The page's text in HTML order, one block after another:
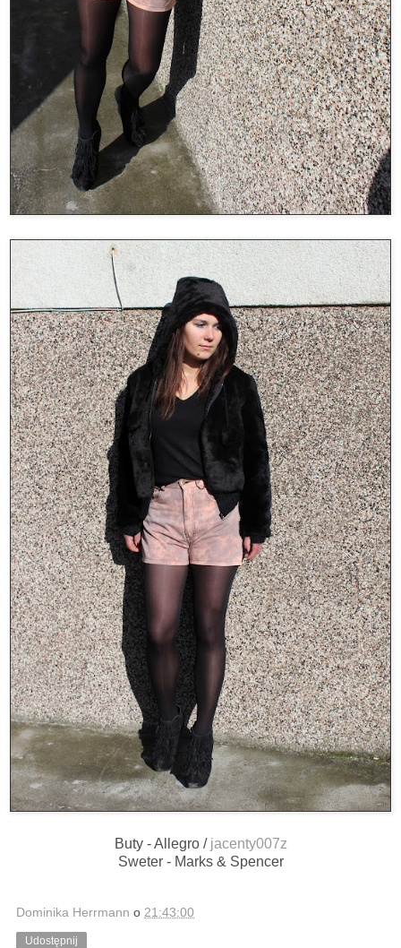
Buty - Allegro / jacenty007z
Sweter - Marks & Spencer
Dominika Herrmann o 21:43:00
Udostępnij